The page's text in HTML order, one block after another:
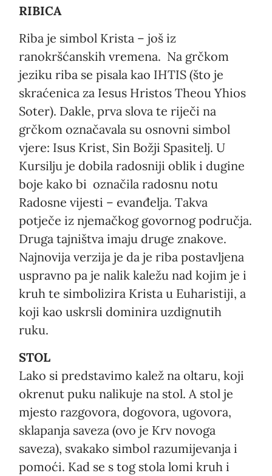
RIBICA
Riba je simbol Krista – još iz
ranokršćanskih vremena. Na grčkom
jeziku riba se pisala kao IHTIS (što je
skraćenica za Iesus Hristos Theou Yhios
Soter). Dakle, prva slova te riječi na
grčkom označavala su osnovni simbol
vjere: Isus Krist, Sin Božji Spasitelj. U
Kursilju je dobila radosniji oblik i dugine
boje kako bi označila radosnu notu
Radosne vijesti – evanđelja. Takva
potječe iz njemačkog govornog područja.
Druga tajništva imaju druge znakove.
Najnovija verzija je da je riba postavljena
uspravno pa je nalik kaležu nad kojim je i
kruh te simbolizira Krista u Euharistiji, a
koji kao uskrsli dominira uzdignutih
ruku.
STOL
Lako si predstavimo kalež na oltaru, koji
okrenut puku nalikuje na stol. A stol je
mjesto razgovora, dogovora, ugovora,
sklapanja saveza (ovo je Krv novoga
saveza), svakako simbol razumijevanja i
pomoći. Kad se s tog stola lomi kruh i